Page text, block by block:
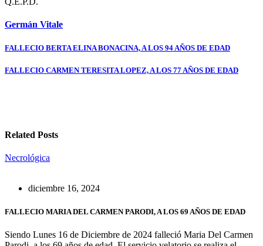
Germán Vitale
Navegación
de
FALLECIO BERTA ELINA BONACINA, A LOS 94 AÑOS DE EDAD
FALLECIO CARMEN TERESITA LOPEZ, A LOS 77 AÑOS DE EDAD
Related Posts
Necrológica
diciembre 16, 2024
FALLECIO MARIA DEL CARMEN PARODI, A LOS 69 AÑOS DE EDAD
Siendo Lunes 16 de Diciembre de 2024 falleció Maria Del Carmen